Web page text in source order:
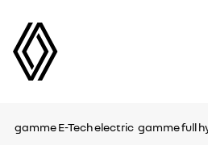
gamme E-Tech electric gamme full